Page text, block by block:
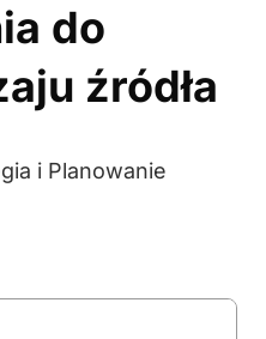
do
źródła
i Planowanie